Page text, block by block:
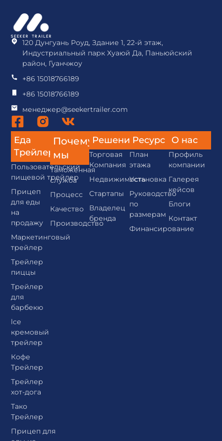
120 Дунгуань Роуд, Здание 1, 22-й этаж,
Индустриальный парк Хуаюй Да, Паньюйский
район, Гуанчжоу
+86 15018766189
+86 15018766189
менеджер@seekertrailer.com
Еда
Трейлер
Пользовательский
пищевой трейлер
Прицеп
для еды
на
продажу
Маркетинговый
трейлер
Трейлер
пиццы
Трейлер
для
барбекю
lce
кремовый
трейлер
Кофе
Трейлер
Трейлер
хот-дога
Тако
Трейлер
Прицеп для
Почему
мы
Таможенная
служба
Процесс
Качество
Производство
Решения
Торговая
Компания
Недвижимость
Стартапы
Владелец
бренда
Ресурс
План
этажа
Установка
Руководство
по
размерам
Финансирование
О нас
Профиль
компании
Галерея
кейсов
Блоги
Контакт